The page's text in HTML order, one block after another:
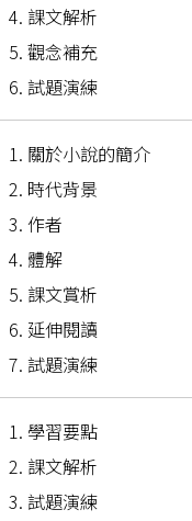
課文解析
觀念補充
試題演練
關於小說的簡介
時代背景
作者
體解
課文賞析
延伸閱讀
試題演練
學習要點
課文解析
試題演練